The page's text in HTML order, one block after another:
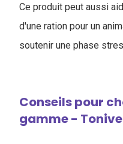
Ce produit peut aussi
d'une ration pour un
soutenir une phase
Conseils pour
gamme -